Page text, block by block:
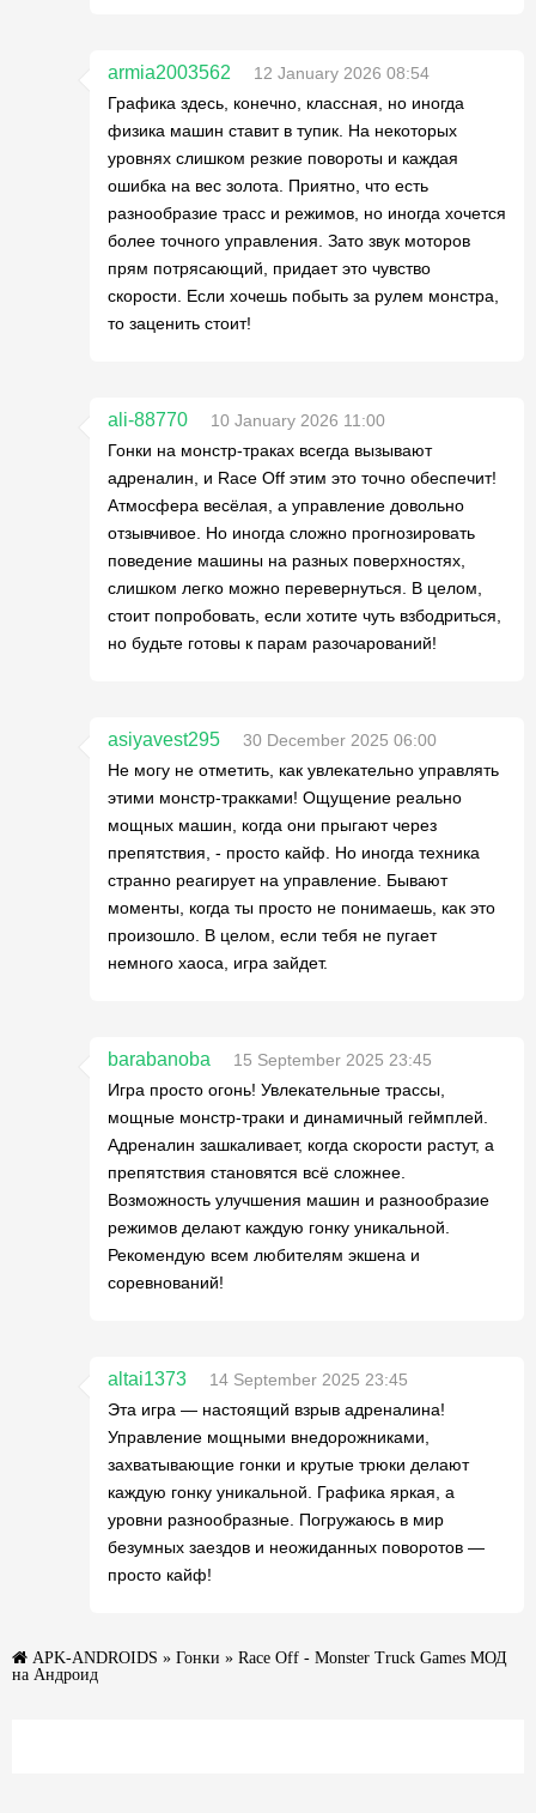
armia2003562
12 January 2026 08:54
Графика здесь, конечно, классная, но иногда
физика машин ставит в тупик. На некоторых
уровнях слишком резкие повороты и каждая
ошибка на вес золота. Приятно, что есть
разнообразие трасс и режимов, но иногда хочется
более точного управления. Зато звук моторов
прям потрясающий, придает это чувство
скорости. Если хочешь побыть за рулем монстра,
то заценить стоит!
ali-88770
10 January 2026 11:00
Гонки на монстр-траках всегда вызывают
адреналин, и Race Off этим это точно обеспечит!
Атмосфера весёлая, а управление довольно
отзывчивое. Но иногда сложно прогнозировать
поведение машины на разных поверхностях,
слишком легко можно перевернуться. В целом,
стоит попробовать, если хотите чуть взбодриться,
но будьте готовы к парам разочарований!
asiyavest295
30 December 2025 06:00
Не могу не отметить, как увлекательно управлять
этими монстр-тракками! Ощущение реально
мощных машин, когда они прыгают через
препятствия, - просто кайф. Но иногда техника
странно реагирует на управление. Бывают
моменты, когда ты просто не понимаешь, как это
произошло. В целом, если тебя не пугает
немного хаоса, игра зайдет.
barabanoba
15 September 2025 23:45
Игра просто огонь! Увлекательные трассы,
мощные монстр-траки и динамичный геймплей.
Адреналин зашкаливает, когда скорости растут, а
препятствия становятся всё сложнее.
Возможность улучшения машин и разнообразие
режимов делают каждую гонку уникальной.
Рекомендую всем любителям экшена и
соревнований!
altai1373
14 September 2025 23:45
Эта игра — настоящий взрыв адреналина!
Управление мощными внедорожниками,
захватывающие гонки и крутые трюки делают
каждую гонку уникальной. Графика яркая, а
уровни разнообразные. Погружаюсь в мир
безумных заездов и неожиданных поворотов —
просто кайф!
APK-ANDROIDS » Гонки » Race Off - Monster Truck Games МОД
на Андроид